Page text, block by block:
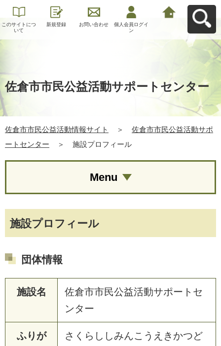
このサイトにつ
いて
新規登録 お問い合わせ
個人会員ログイ
ン
佐倉市市民公益活動サポートセンター
佐倉市市民公益活動情報サイト ＞
佐倉市市民公益活動サポ
ートセンター
＞ 施設プロフィール
施設プロフィール
団体情報
施設名
佐倉市市民公益活動サポートセ
ンター
ふりが
さくらししみんこうえきかつど
Menu